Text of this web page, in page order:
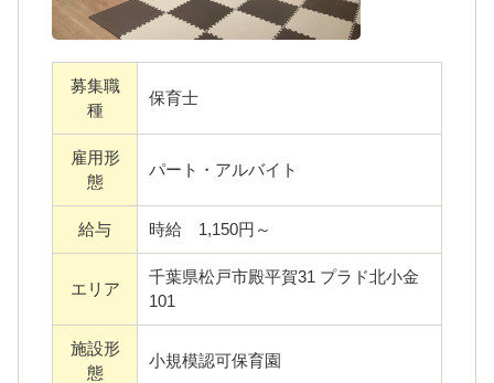
験値を活かしてご活躍ください。
＜運営会社＞
ここりの森保育園を運営する株式会社プレラ
スは、半日型デイサービスや飲食事業など、
他事業をを展開している福祉関係会社です。
子育て中の女性が幅広く活躍しており、社員
からの意見を受け入れ、働きやすい環境づく
募集職
種
保育士
雇用形
態
パート・アルバイト
給与 時給 1,150円～
エリア
千葉県松戸市殿平賀31 プラド北小金
101
施設形
態
小規模認可保育園